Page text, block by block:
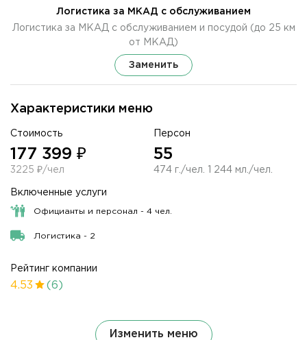
Характеристики меню
Стоимость
177 399 ₽
3225 ₽/чел
Персон
55
474 г./чел. 1 244 мл./чел.
Включенные услуги
Официанты и персонал - 4 чел.
Логистика - 2
Рейтинг компании
4.53 (6)
Изменить меню
Логистика за МКАД с обслуживанием
Логистика за МКАД с обслуживанием и посудой (до 25 км
от МКАД)
Заменить